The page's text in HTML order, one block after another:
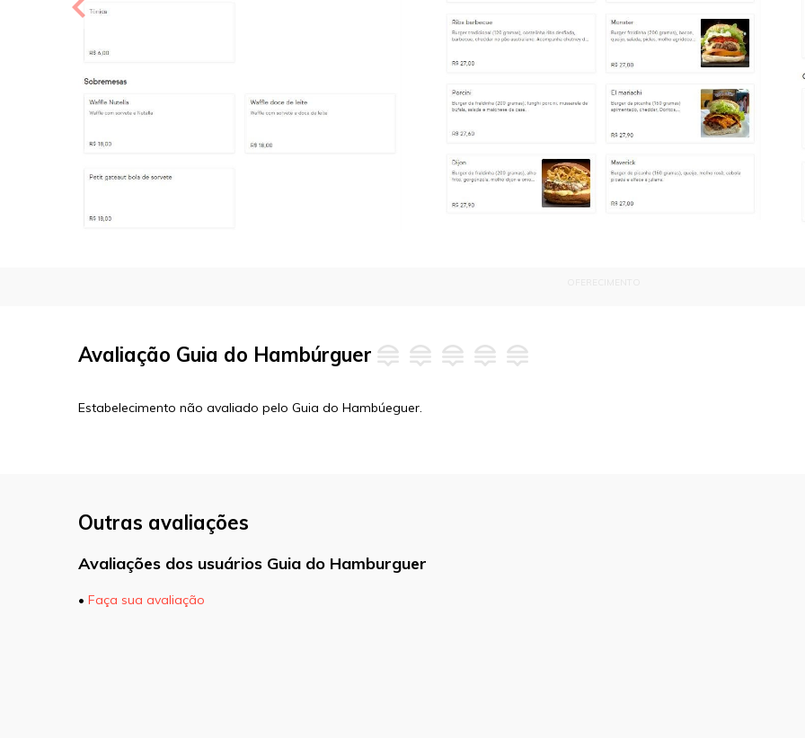
Avaliação Guia do Hambúrguer
Estabelecimento não avaliado pelo Guia do Hambúeguer.
Outras avaliações
Avaliações dos usuários Guia do Hamburguer
• Faça sua avaliação